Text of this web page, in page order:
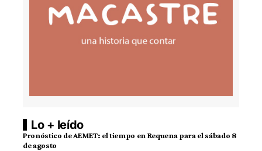
Lo + leído
Pronóstico de AEMET: el tiempo en Requena para el sábado 8
de agosto